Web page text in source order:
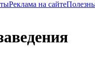
Реклама на сайте